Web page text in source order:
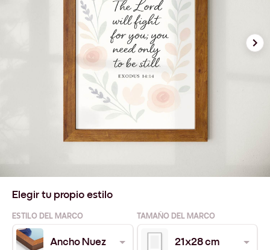
Elegir tu propio estilo
ESTILO DEL MARCO TAMAÑO DEL MARCO
Ancho Nuez 21x28 cm